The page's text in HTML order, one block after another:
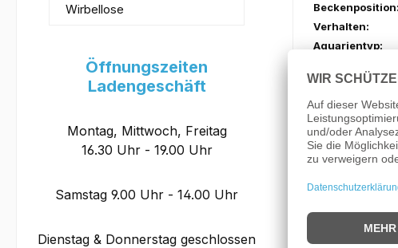
Wirbellose
Öffnungszeiten
Ladengeschäft
Montag, Mittwoch, Freitag
16.30 Uhr - 19.00 Uhr
Samstag 9.00 Uhr - 14.00 Uhr
Dienstag & Donnerstag geschlossen
Beckenposition:
Verhalten:
Aquarientyp:
Futter:
Wasserhärte:
PH:
Temperatur: